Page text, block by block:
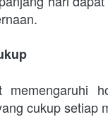
memengaruhi
cukup setiap